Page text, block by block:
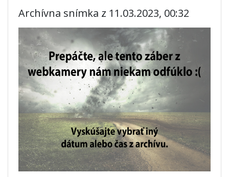
Archívna snímka z 11.03.2023, 00:32